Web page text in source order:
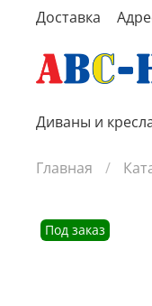
Доставка
Диваны и
Главная
Под заказ